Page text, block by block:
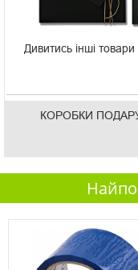
Дивитись інші товари
КОРОБКИ